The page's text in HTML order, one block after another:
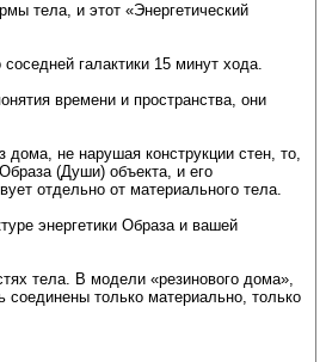
тела, и этот «Энергетический
галактики 15 минут хода.
времени и пространства, они
не нарушая конструкции стен, то,
(Души) объекта, и его
отдельно от материального тела.
энергетики Образа и вашей
тела. В модели «резинового дома»,
только материально, только